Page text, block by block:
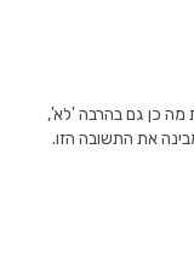
מה כן גם בהרבה 'לא',
את התשובה הזו.